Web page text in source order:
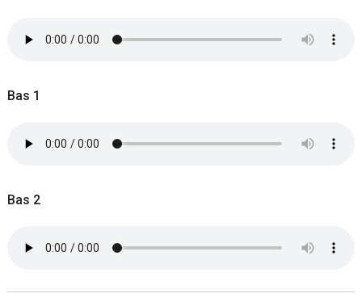
Bas 1
Bas 2